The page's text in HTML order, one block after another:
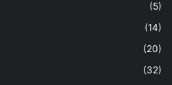
(5)
(14)
(20)
(32)